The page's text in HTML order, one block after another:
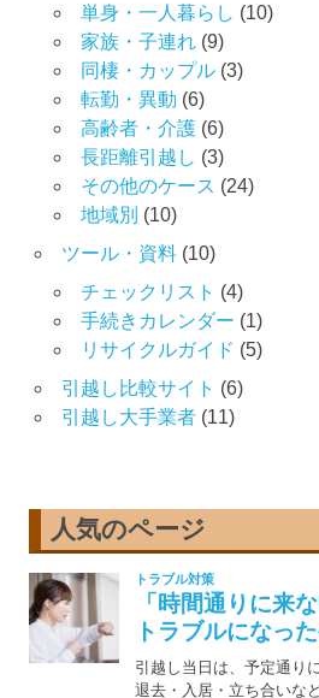
単身・一人暮らし (10)
家族・子連れ(9)
同棲・カップル(3)
転勤・異動 (6)
高齢者・介護(6)
長距離引越し (3)
その他のケース (24)
地域別 (10)
ツール・資料(10)
チェックリスト (4)
手続きカレンダー (1)
リサイクルガイド (5)
引越し比較サイト (6)
引越し大手業者(11)
人気のページ